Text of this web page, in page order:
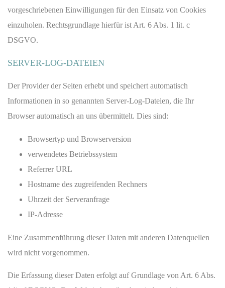
vorgeschriebenen Einwilligungen für den Einsatz von Cookies
einzuholen. Rechtsgrundlage hierfür ist Art. 6 Abs. 1 lit. c
DSGVO.
SERVER-LOG-DATEIEN
Der Provider der Seiten erhebt und speichert automatisch
Informationen in so genannten Server-Log-Dateien, die Ihr
Browser automatisch an uns übermittelt. Dies sind:
Browsertyp und Browserversion
verwendetes Betriebssystem
Referrer URL
Hostname des zugreifenden Rechners
Uhrzeit der Serveranfrage
IP-Adresse
Eine Zusammenführung dieser Daten mit anderen Datenquellen
wird nicht vorgenommen.
Die Erfassung dieser Daten erfolgt auf Grundlage von Art. 6 Abs.